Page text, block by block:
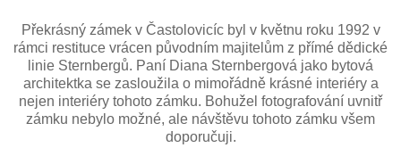
Překrásný zámek v Častolovicíc byl v květnu roku 1992 v
rámci restituce vrácen původním majitelům z přímé dědické
linie Sternbergů. Paní Diana Sternbergová jako bytová
architektka se zasloužila o mimořádně krásné interiéry a
nejen interiéry tohoto zámku. Bohužel fotografování uvnitř
zámku nebylo možné, ale návštěvu tohoto zámku všem
doporučuji.